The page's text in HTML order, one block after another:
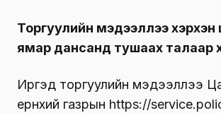
Торгуулийн мэдээллээ хэрхэн
ямар дансанд тушаах талаар
Иргэд торгуулийн мэдээллээ
ерөнхий газрын https://